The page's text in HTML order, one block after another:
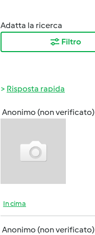
Adatta la ricerca
Filtro
Risposta rapida
Anonimo (non verificato)
In cima
Anonimo (non verificato)